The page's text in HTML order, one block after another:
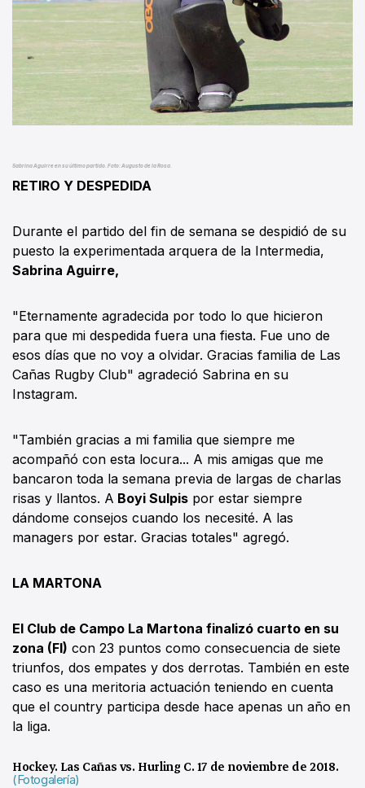
Sabrina Aguirre en su último partido. Foto: Augusto de la Rosa.
RETIRO Y DESPEDIDA
Durante el partido del fin de semana se despidió de su
puesto la experimentada arquera de la Intermedia,
Sabrina Aguirre,
"Eternamente agradecida por todo lo que hicieron
para que mi despedida fuera una fiesta. Fue uno de
esos días que no voy a olvidar. Gracias familia de Las
Cañas Rugby Club" agradeció Sabrina en su
Instagram.
"También gracias a mi familia que siempre me
acompañó con esta locura... A mis amigas que me
bancaron toda la semana previa de largas de charlas
risas y llantos. A Boyi Sulpis por estar siempre
dándome consejos cuando los necesité. A las
managers por estar. Gracias totales" agregó.
LA MARTONA
El Club de Campo La Martona finalizó cuarto en su
zona (FI) con 23 puntos como consecuencia de siete
triunfos, dos empates y dos derrotas. También en este
caso es una meritoria actuación teniendo en cuenta
que el country participa desde hace apenas un año en
la liga.
Hockey. Las Cañas vs. Hurling C. 17 de noviembre de 2018.
(Fotogalería)